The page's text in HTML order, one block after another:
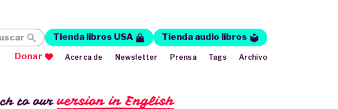
to ourversion in English
Tienda libros USA
Tienda audio libros
Donar
Acerca de Newsletter Prensa Tags Archivo